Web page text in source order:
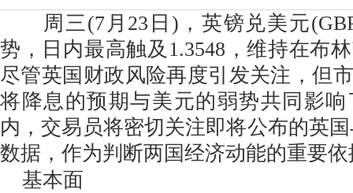
周三(7月23日)，英镑兑美元
势，日内最高触及1.3548，维持在布
尽管英国财政风险再度引发关注，但
将降息的预期与美元的弱势共同影
内，交易员将密切关注即将公布的英
数据，作为判断两国经济动能的重要
基本面